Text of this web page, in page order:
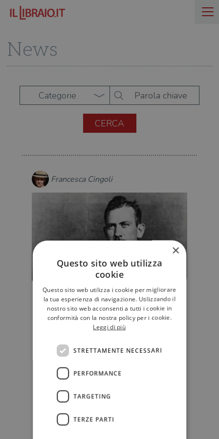
News
Categorie
Francesca Cingoli
Perché (ri)leggere oggi "Uomini e
topi" di John Steinbeck
Scritto nel 1937 dal premio Nobel
John Steinbeck, "Uomini e topi" è un
piccolo enorme capolavoro de…
×
Questo sito web utilizza
cookie
Questo sito web utilizza i cookie per migliorare
la tua esperienza di navigazione. Utilizzando il
nostro sito web acconsenti a tutti i cookie in
conformità con la nostra policy per i cookie.
Leggi di più
STRETTAMENTE NECESSARI
PERFORMANCE
TARGETING
TERZE PARTI